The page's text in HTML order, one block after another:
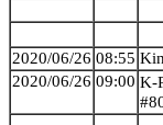
2020/06/26 08:55
2020/06/26 09:00 K-